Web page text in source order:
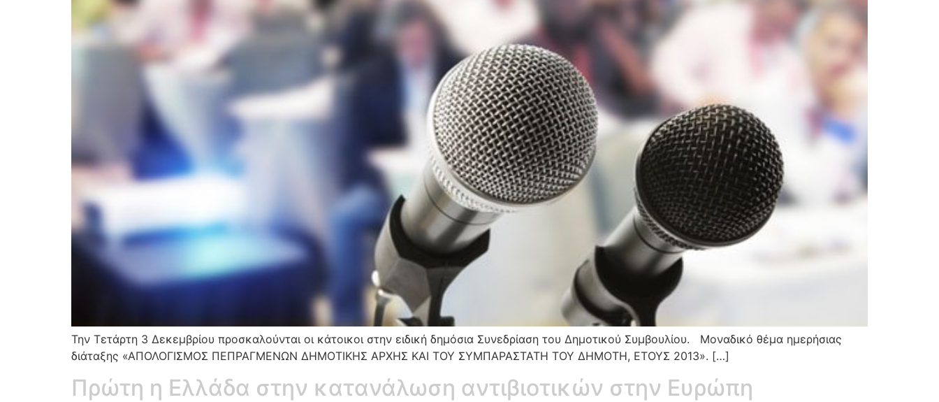
Την Τετάρτη 3 Δεκεμβρίου προσκαλούνται οι κάτοικοι στην ειδική δημόσια Συνεδρίαση του Δημοτικού Συμβουλίου. Μοναδικό θέμα ημερήσιας
διάταξης «ΑΠΟΛΟΓΙΣΜΟΣ ΠΕΠΡΑΓΜΕΝΩΝ ΔΗΜΟΤΙΚΗΣ ΑΡΧΗΣ ΚΑΙ ΤΟΥ ΣΥΜΠΑΡΑΣΤΑΤΗ ΤΟΥ ΔΗΜΟΤΗ, ΕΤΟΥΣ 2013». […]
Πρώτη η Ελλάδα στην κατανάλωση αντιβιοτικών στην Ευρώπη